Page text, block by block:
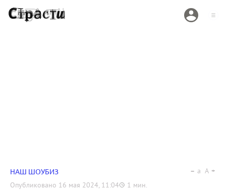
НАШ ШОУБИЗ
Опубликовано 16 мая 2024, 11:04 1 мин.
a A